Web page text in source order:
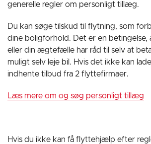
generelle regler om personligt tillæg.
Du kan søge tilskud til flytning, som
dine boligforhold. Det er en betingelse,
eller din ægtefælle har råd til selv at
muligt selv leje bil. Hvis det ikke kan
indhente tilbud fra 2 flyttefirmaer.
Læs mere om og søg personligt tillæg
Hvis du ikke kan få flyttehjælp efter